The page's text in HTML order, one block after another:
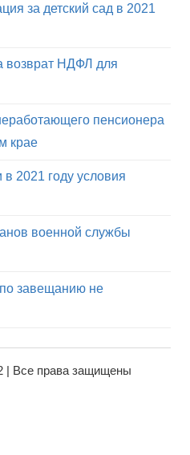
за детский сад в 2021
возврат НДФЛ для
пенсионера
крае
2021 году условия
военной службы
по завещанию не
| Все права защищены